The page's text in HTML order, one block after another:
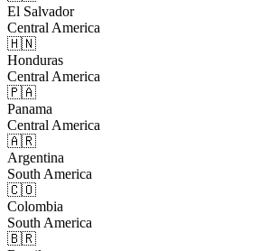
El Salvador
Central America
🇭🇳
Honduras
Central America
🇵🇦
Panama
Central America
🇦🇷
Argentina
South America
🇨🇴
Colombia
South America
🇧🇷